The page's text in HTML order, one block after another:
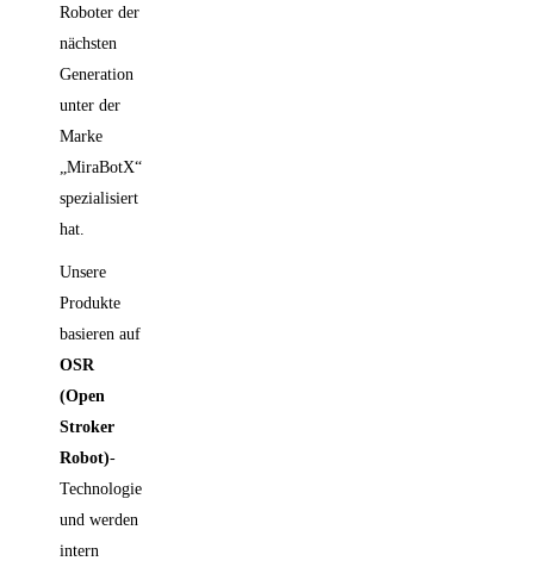
Roboter der
nächsten
Generation
unter der
Marke
„MiraBotX“
spezialisiert
hat.
Unsere
Produkte
basieren auf
OSR
(Open
Stroker
Robot)-
Technologie
und werden
intern